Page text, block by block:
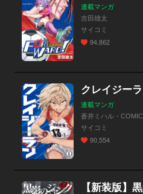
連載マンガ
吉田雄太
サイコミ
94,862
クレイジー
連載マンガ
蒼井ミハル・
サイコミ
90,554
【新装版】